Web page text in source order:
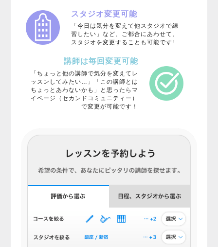
スタジオ変更可能
「今日は気分を変えて他スタジオで練
習したい」など、ご都合にあわせて、
スタジオを変更することも可能です!
講師は毎回変更可能
「ちょっと他の講師で気分を変えてレ
ッスンしてみたい…」「この講師とは
ちょっとあわないかも」と思ったらマ
イページ（セカンドコミュニティー）
で変更が可能です！